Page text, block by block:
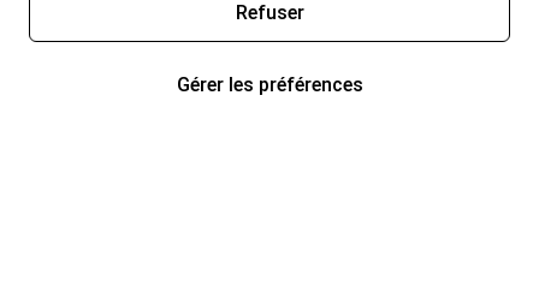
Refuser
Gérer les préférences